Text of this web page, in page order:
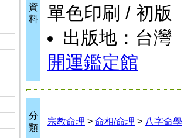
資
料
單色印刷 / 初版
出版地：台灣
開運鑑定館
分
類
宗教命理 > 命相/命理 > 八字命學